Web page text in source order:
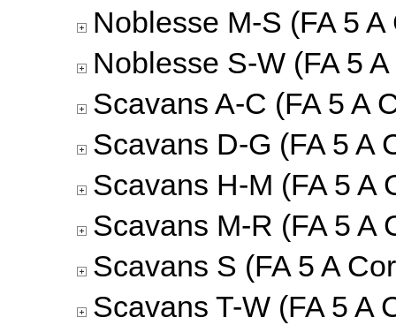
Noblesse M-S (FA 5 A
Noblesse S-W (FA 5
Scavans A-C (FA 5 A
Scavans D-G (FA 5 A
Scavans H-M (FA 5 A
Scavans M-R (FA 5 A
Scavans S (FA 5 A
Scavans T-W (FA 5 A